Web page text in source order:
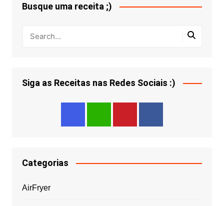
Busque uma receita ;)
Siga as Receitas nas Redes Sociais :)
Categorias
AirFryer